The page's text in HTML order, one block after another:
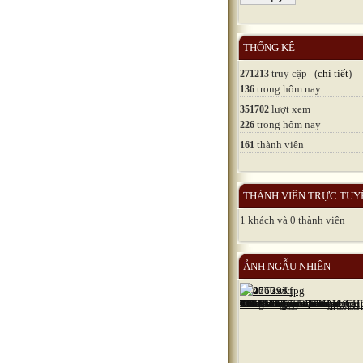
THỐNG KÊ
271213 truy cập (chi tiết)
136 trong hôm nay
351702 lượt xem
226 trong hôm nay
161 thành viên
THÀNH VIÊN TRỰC
1 khách và 0 thành viên
ẢNH NGẪU NHIÊN